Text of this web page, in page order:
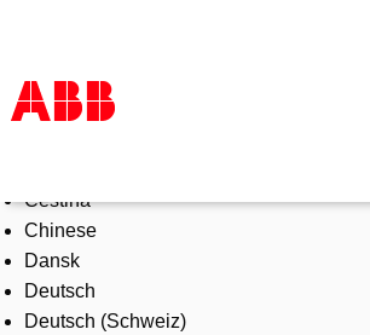
Products & Solutions
Industries
Services
About us
Where to buy
Čeština
Chinese
Dansk
Deutsch
Deutsch (Schweiz)